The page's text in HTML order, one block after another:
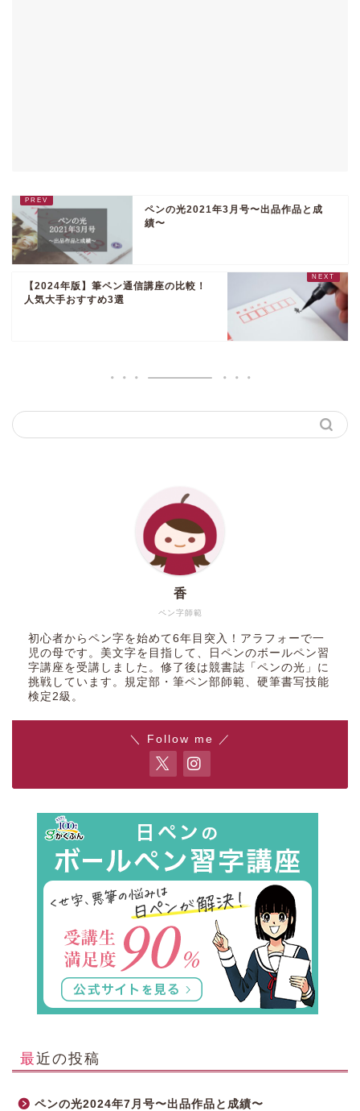
ペンの光2021年3月号〜出品作品と成
績〜
【2024年版】筆ペン通信講座の比較！
人気大手おすすめ3選
ペン字師範
香
初心者からペン字を始めて6年目突入！アラフォーで一
児の母です。美文字を目指して、日ペンのボールペン習
字講座を受講しました。修了後は競書誌「ペンの光」に
挑戦しています。規定部・筆ペン部師範、硬筆書写技能
検定2級。
＼ Follow me ／
最近の投稿
ペンの光2024年7月号〜出品作品と成績〜